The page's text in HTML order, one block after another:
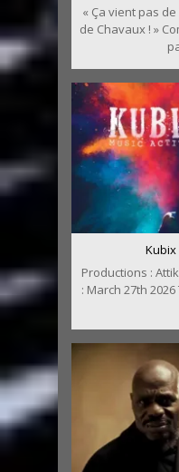
« Ça vient pas
de Chavaux ! »
Kubix
Productions :
: March 27th